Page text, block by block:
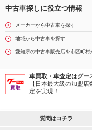
中古車探しに役立つ情報
メーカーから中古車を探す
地域から中古車を探す
愛知県の中古車販売店を市区町村
車買取・車査定はグ
【日本最大級の加盟
定を実現！
質問はコチラ